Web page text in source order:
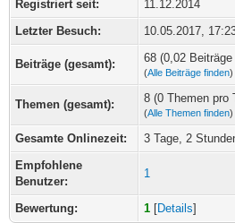
Registriert seit:
11.12.2014
Letzter Besuch:
10.05.2017,
Beiträge (gesamt): 68 (0,02
(Alle Beiträge finden)
Themen (gesamt): 8 (0 Themen pro
(Alle Themen finden)
Gesamte Onlinezeit:
3 Tage, 2
Empfohlene
Benutzer:
1
Bewertung: 1 [Details]